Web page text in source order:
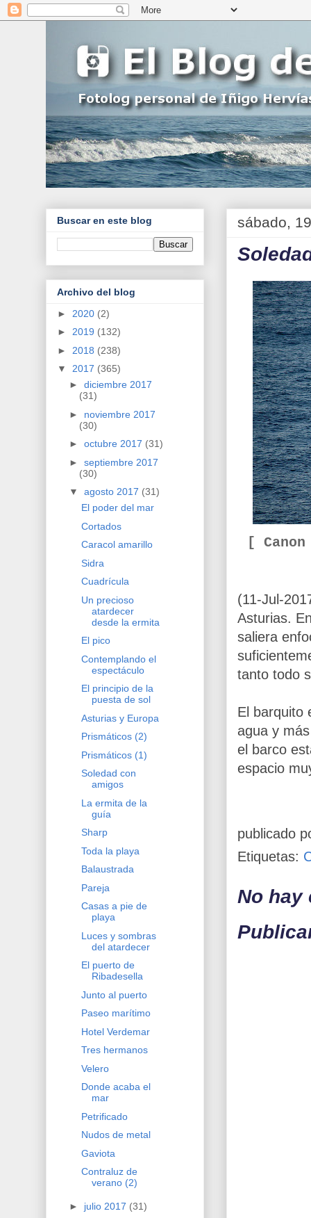
sábado,
[
(11-Jul-
Asturias.
saliera
tanto todo
El barquito
agua y
el barco
espacio
publicado
Etiquetas:
No hay
Buscar en este blog
Archivo del blog
► 2020 (2)
► 2019 (132)
► 2018 (238)
▼ 2017 (365)
► diciembre 2017
(31)
► noviembre 2017
(30)
► octubre 2017 (31)
► septiembre 2017
(30)
▼ agosto 2017 (31)
El poder del mar
Cortados
Caracol amarillo
Sidra
Cuadrícula
Un precioso
atardecer
desde la ermita
El pico
Contemplando el
espectáculo
El principio de la
puesta de sol
Asturias y Europa
Prismáticos (2)
Prismáticos (1)
Soledad con
amigos
La ermita de la
guía
Sharp
Toda la playa
Balaustrada
Pareja
Casas a pie de
playa
Luces y sombras
del atardecer
El puerto de
Ribadesella
Junto al puerto
Paseo marítimo
Hotel Verdemar
Tres hermanos
Velero
Donde acaba el
mar
Petrificado
Nudos de metal
Gaviota
Contraluz de
verano (2)
► julio 2017 (31)